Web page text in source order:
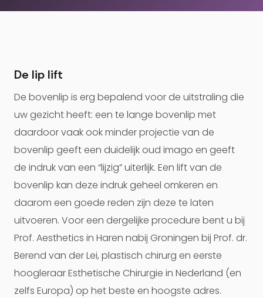
De lip lift
De bovenlip is erg bepalend voor de uitstraling die
uw gezicht heeft: een te lange bovenlip met
daardoor vaak ook minder projectie van de
bovenlip geeft een duidelijk oud imago en geeft
de indruk van een “lijzig” uiterlijk. Een lift van de
bovenlip kan deze indruk geheel omkeren en
daarom een goede reden zijn deze te laten
uitvoeren. Voor een dergelijke procedure bent u bij
Prof. Aesthetics in Haren nabij Groningen bij Prof. dr.
Berend van der Lei, plastisch chirurg en eerste
hoogleraar Esthetische Chirurgie in Nederland (en
zelfs Europa) op het beste en hoogste adres.